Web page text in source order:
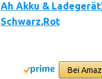
Ah Akku &
Schwarz,Rot
Bei